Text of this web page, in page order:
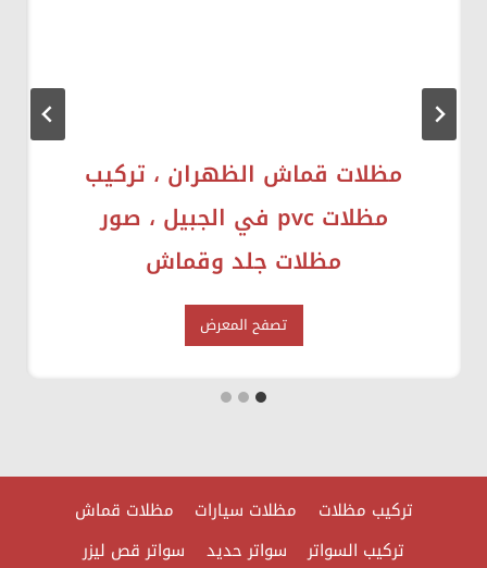
مظلات قماش الظهران ، تركيب
مظلات pvc في الجبيل ، صور
مظلات جلد وقماش
تصفح المعرض
م
ظ
ق
م
تركيب مظلات مظلات سيارات
مظلات قماش
تركيب السواتر
سواتر حديد
سواتر قص ليزر